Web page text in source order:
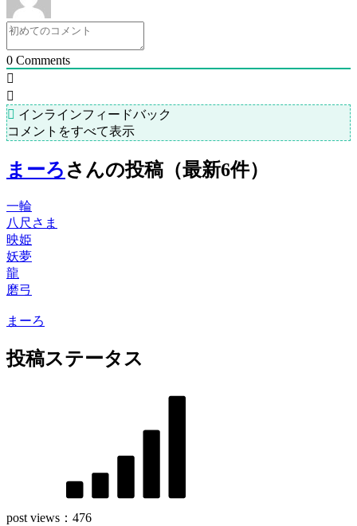
0 Comments
インラインフィードバック
コメントをすべて表示
まーろ さんの投稿（最新6件）
一輪
八尺さま
映姫
妖夢
龍
磨弓
まーろ
投稿ステータス
post views： 476